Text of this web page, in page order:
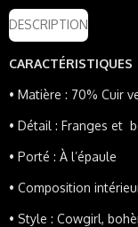
DESCRIPTION
CARACTÉRISTIQUES
• Matière : 70% Cuir
• Détail : Franges et
• Porté : À l’épaule
• Composition
• Style : Cowgirl,